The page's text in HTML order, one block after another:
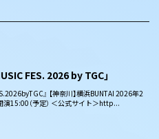
FES. 2026 by TGC」
』 【神奈川】横浜BUNTAI 2026年2
15:00（予定） ＜公式サイト＞http...